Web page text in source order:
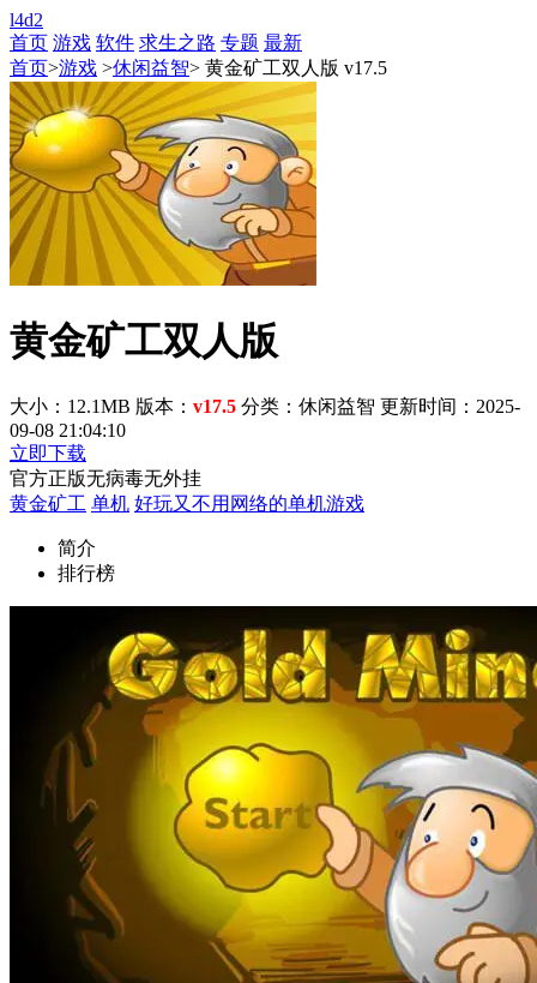
l4d2
首页 游戏 软件 求生之路 专题 最新
首页>游戏 >休闲益智> 黄金矿工双人版 v17.5
黄金矿工双人版
大小：12.1MB 版本： v17.5 分类：休闲益智 更新时间：2025-
09-08 21:04:10
立即下载
官方正版无病毒无外挂
黄金矿工 单机 好玩又不用网络的单机游戏
简介
排行榜